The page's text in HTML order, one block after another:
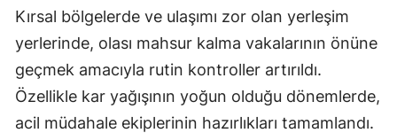
Kırsal bölgelerde ve ulaşımı zor olan yerleşim
yerlerinde, olası mahsur kalma vakalarının önüne
geçmek amacıyla rutin kontroller artırıldı.
Özellikle kar yağışının yoğun olduğu dönemlerde,
acil müdahale ekiplerinin hazırlıkları tamamlandı.